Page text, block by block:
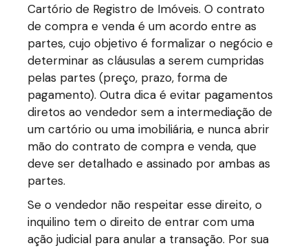
Cartório de Registro de Imóveis. O contrato
de compra e venda é um acordo entre as
partes, cujo objetivo é formalizar o negócio e
determinar as cláusulas a serem cumpridas
pelas partes (preço, prazo, forma de
pagamento). Outra dica é evitar pagamentos
diretos ao vendedor sem a intermediação de
um cartório ou uma imobiliária, e nunca abrir
mão do contrato de compra e venda, que
deve ser detalhado e assinado por ambas as
partes.
Se o vendedor não respeitar esse direito, o
inquilino tem o direito de entrar com uma
ação judicial para anular a transação. Por sua